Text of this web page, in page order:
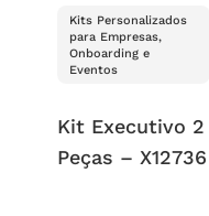
Kits Personalizados
para Empresas,
Onboarding e
Eventos
Kit Executivo 2
Peças – X12736